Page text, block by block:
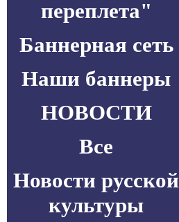
переплета"
Баннерная сеть
Наши баннеры
НОВОСТИ
Все
Новости русской
культуры